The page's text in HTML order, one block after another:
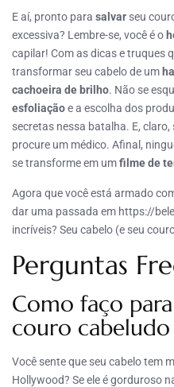
E aí, pronto para salvar seu
excessiva? Lembre-se, você é o
capilar! Com as dicas e truques
transformar seu cabelo de um
cachoeira de brilho. Não se
esfoliaçãoe a escolha dos
secretas nessa batalha. E,
procure um médico. Afinal,
se transforme em umfilme de
Agora que você está armado
dar uma passada em https://
incríveis? Seu cabelo (e seu
Perguntas
Como faço
couro cabeludo
Você sente que seu cabelo tem
Hollywood? Se ele é gorduroso